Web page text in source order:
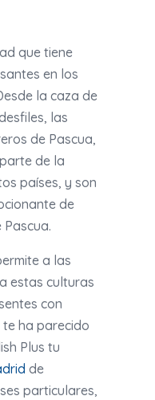
que tiene
en los
la caza de
las
de Pascua,
de la
países, y son
de
a las
estas culturas
con
te ha parecido
Plus tu
de
particulares,